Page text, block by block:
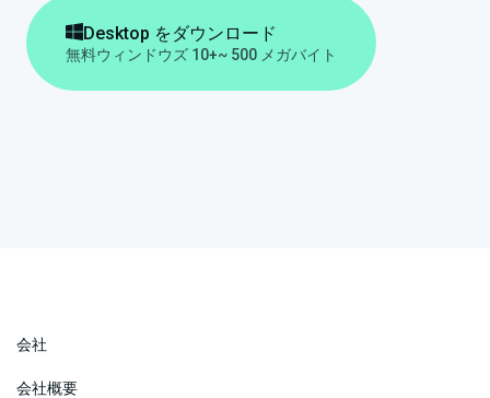
Desktop をダウンロード
無料ウィンドウズ 10+~ 500 メガバイト
会社
会社概要